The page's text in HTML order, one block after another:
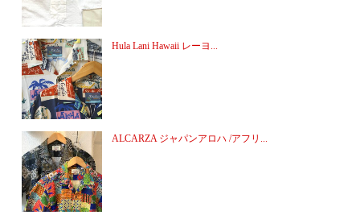
Hula Lani Hawaii レーヨ...
ALCARZA ジャパンアロハ /アフリ...